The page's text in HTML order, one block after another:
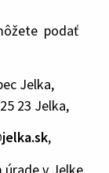
podať
Jelka,
23 Jelka,
,
úrade v Jelke.